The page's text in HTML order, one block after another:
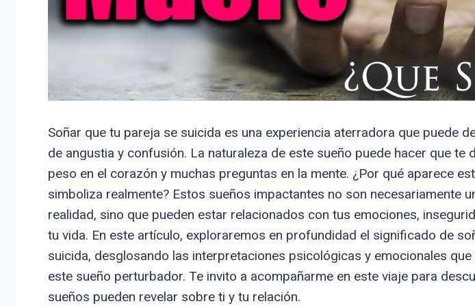
Soñar que tu pareja se suicida es una experiencia aterradora que puede
de angustia y confusión. La naturaleza de este sueño puede hacer que te
peso en el corazón y muchas preguntas en la mente. ¿Por qué aparece
simboliza realmente? Estos sueños impactantes no son necesariamente
realidad, sino que pueden estar relacionados con tus emociones,
tu vida. En este artículo, exploraremos en profundidad el significado de
suicida, desglosando las interpretaciones psicológicas y emocionales
este sueño perturbador. Te invito a acompañarme en este viaje para
sueños pueden revelar sobre ti y tu relación.